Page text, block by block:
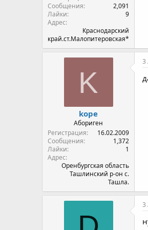
Сообщения
2,091
Лайки
9
Адрес
Краснодарский
край.ст.Малопитеровская*
K
kope
Абориген
Регистрация
16.02.2009
Сообщения
1,372
Лайки
1
Адрес
Оренбургская область
Ташлинский р-он с.
Ташла.
3
3